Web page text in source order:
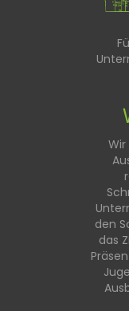
den
das